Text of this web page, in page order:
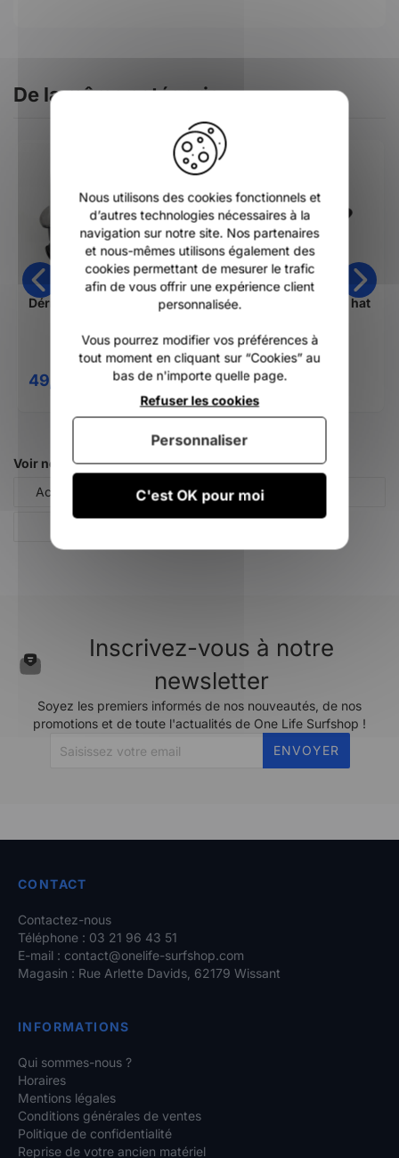
De la même catégorie
Dérives pour surf en mousse avec attache de leash
49,00 €
Chapeau Mystic surf hat
DÈS 35,00 €
70,00 €
-50%
Voir nos autres pages :
Accessoires pour le surf
Dérives de surf
Inscrivez-vous à notre
newsletter
Soyez les premiers informés de nos nouveautés, de nos
promotions et de toute l'actualités de One Life Surfshop !
ENVOYER
CONTACT
Contactez-nous
Téléphone : 03 21 96 43 51
E-mail : contact@onelife-surfshop.com
Magasin : Rue Arlette Davids, 62179 Wissant
INFORMATIONS
Qui sommes-nous ?
Horaires
Mentions légales
Conditions générales de ventes
Politique de confidentialité
Reprise de votre ancien matériel
Nous utilisons des cookies fonctionnels et
d’autres technologies nécessaires à la
navigation sur notre site. Nos partenaires
et nous-mêmes utilisons également des
cookies permettant de mesurer le trafic
afin de vous offrir une expérience client
personnalisée.
Vous pourrez modifier vos préférences à
tout moment en cliquant sur “Cookies” au
bas de n'importe quelle page.
C'est OK pour moi
Refuser les cookies
Personnaliser